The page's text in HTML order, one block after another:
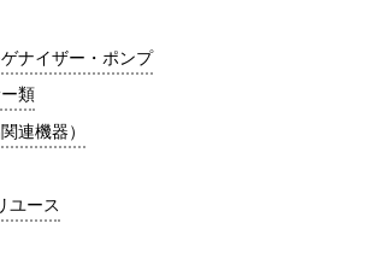
ナイザー・ポンプ
類
連機器）
ユース